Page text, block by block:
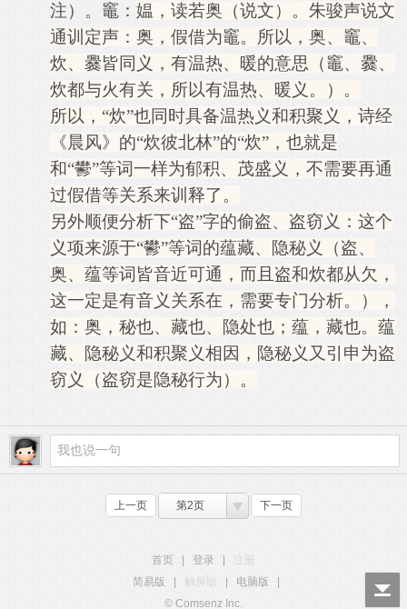
注）。竈： 媪，读若奥（说文）。朱骏声说文
通训定声：奥，假借为竈。所以，奥、竈、
炊、爨皆同义，有温热、暖的意思（竈、爨、
炊都与火有关，所以有温热、暖义。）。
所以，“炊”也同时具备温热义和积聚义，诗经
《晨风》的“炊彼北林”的“炊”，也就是
和“鬰”等词一样为郁积、茂盛义，不需要再通
过假借等关系来训释了。
另外顺便分析下“盗”字的偷盗、盗窃义：这个
义项来源于“鬰”等词的蕴藏、隐秘义（盗、
奥、蕴等词皆音近可通，而且盗和炊都从欠，
这一定是有音义关系在，需要专门分析。），
如：奥，秘也、藏也、隐处也；蕴，藏也。蕴
藏、隐秘义和积聚义相因，隐秘义又引申为盗
窃义（盗窃是隐秘行为）。
上一页 第2页 下一页
首页 登录
注册
简易版
触屏版 电脑版
© Comsenz Inc.